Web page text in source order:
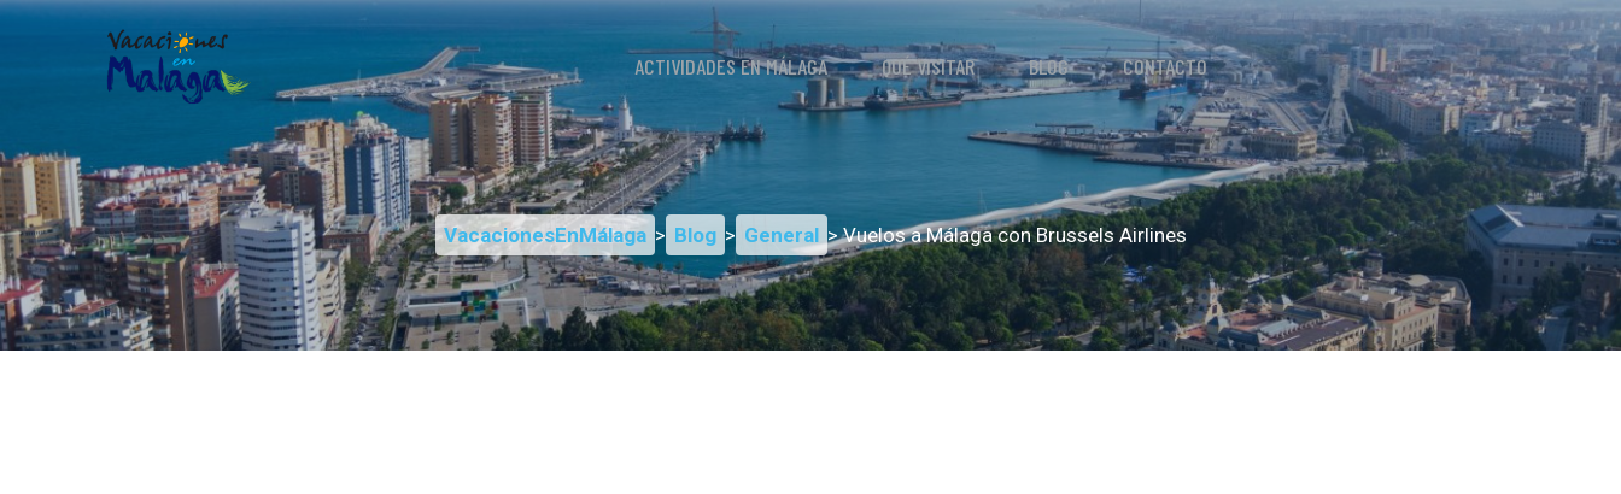
ACTIVIDADES EN MÁLAGA QUÉ VISITAR BLOG CONTACTO
VacacionesEnMálaga > Blog > General > Vuelos a Málaga con Brussels Airlines